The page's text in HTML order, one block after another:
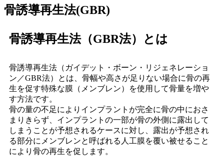
骨誘導再生法(GBR)
骨誘導再生法（GBR法）とは
骨誘導再生法（ガイデット・ボーン・リジェネレーショ
ン／GBR法）とは、骨幅や高さが足りない場合に骨の再
生を促す特殊な膜（メンブレン）を使用して骨量を増や
す方法です。
骨の量の不足によりインプラントが完全に骨の中におさ
まりきらず、インプラントの一部が骨の外側に露出して
しまうことが予想されるケースに対し、露出が予想され
る部分にメンブレンと呼ばれる人工膜を覆い被せること
により骨の再生を促します。